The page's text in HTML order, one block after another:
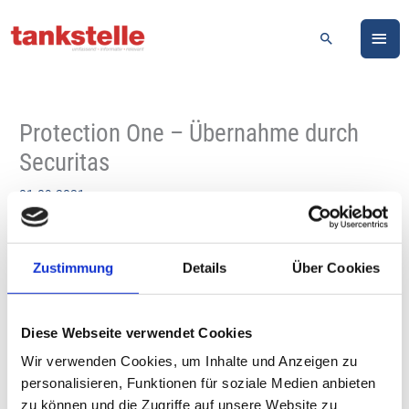
Zustimmung Details Über Cookies
Diese Webseite verwendet Cookies
Wir verwenden Cookies, um Inhalte und Anzeigen zu
personalisieren, Funktionen für soziale Medien anbieten
zu können und die Zugriffe auf unsere Website zu
Inhalt
Suchen
Protection One – Übernahme durch
Securitas
01-09-2021
Protection One, Deutschlands führender Anbieter für 24h-
Abschluss aller behördlichen Genehmigungsverfahren ab sofort
zur Securitas-Gruppe Deutschland. Securitas, der größte
Deutschland, übernimmt damit einen weiteren spezialisierten
Technologieanbieter im Markt und verstärkt sein Angebot der
Protective Services deutlich. Mit seiner firmeneigenen Notruf- und